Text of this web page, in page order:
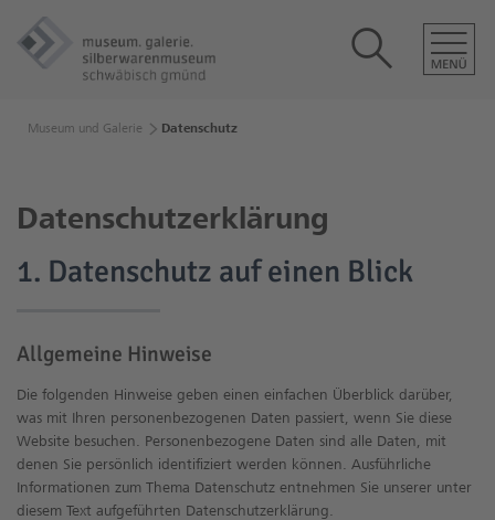
Museum und Galerie Datenschutz
Datenschutzerklärung
1. Datenschutz auf einen Blick
Allgemeine Hinweise
Die folgenden Hinweise geben einen einfachen Überblick darüber,
was mit Ihren personenbezogenen Daten passiert, wenn Sie diese
Website besuchen. Personenbezogene Daten sind alle Daten, mit
denen Sie persönlich identifiziert werden können. Ausführliche
Informationen zum Thema Datenschutz entnehmen Sie unserer unter
diesem Text aufgeführten Datenschutzerklärung.